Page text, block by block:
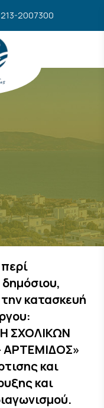
213-2007300
δημόσιου,
κατασκευή
ΣΧΟΛΙΚΩΝ
ΑΡΤΕΜΙΔΟΣ»
και
και